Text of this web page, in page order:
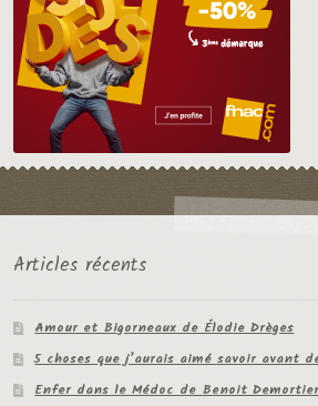
Articles récents
Amour et Bigorneaux de Élodie Drèges
5 choses que j’aurais aimé savoir avant
Enfer dans le Médoc de Benoit